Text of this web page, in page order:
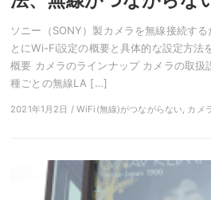
ソニー（SONY）製カメラを無線接続す
とにWi-Fi設定の概要と具体的な設定方法
概要 カメラのラインナップ カメラの取扱
種ごとの無線LA […]
2021年1月2日 / WiFi(無線)がつながらない, カメ